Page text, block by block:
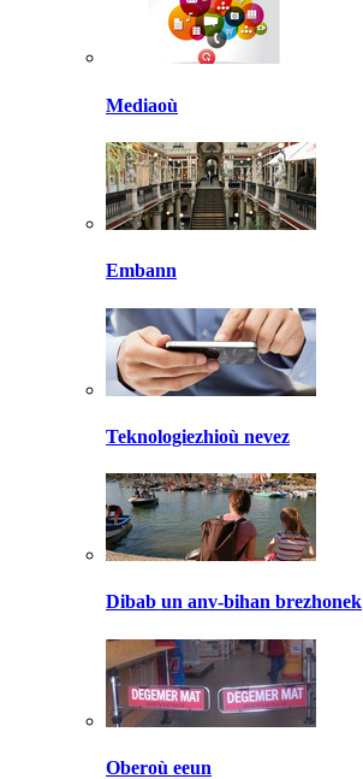
Mediaoù
Embann
Teknologiezhioù nevez
Dibab un anv-bihan brezhonek
Oberoù eeun